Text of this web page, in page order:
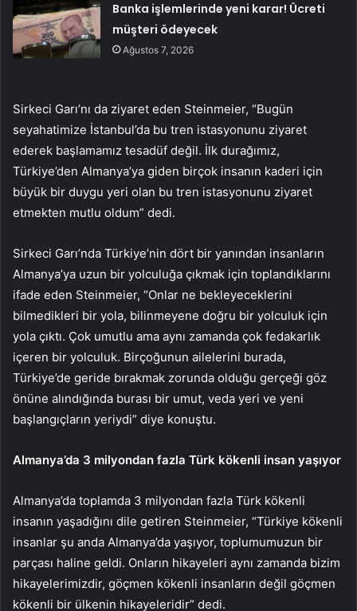
Banka işlemlerinde yeni karar! Ücreti
müşteri ödeyecek
Ağustos 7, 2026
Sirkeci Garı’nı da ziyaret eden Steinmeier, “Bugün
seyahatimize İstanbul’da bu tren istasyonunu ziyaret
ederek başlamamız tesadüf değil. İlk durağımız,
Türkiye’den Almanya’ya giden birçok insanın kaderi için
büyük bir duygu yeri olan bu tren istasyonunu ziyaret
etmekten mutlu oldum” dedi.
Sirkeci Garı’nda Türkiye’nin dört bir yanından insanların
Almanya’ya uzun bir yolculuğa çıkmak için toplandıklarını
ifade eden Steinmeier, “Onlar ne bekleyeceklerini
bilmedikleri bir yola, bilinmeyene doğru bir yolculuk için
yola çıktı. Çok umutlu ama aynı zamanda çok fedakarlık
içeren bir yolculuk. Birçoğunun ailelerini burada,
Türkiye’de geride bırakmak zorunda olduğu gerçeği göz
önüne alındığında burası bir umut, veda yeri ve yeni
başlangıçların yeriydi” diye konuştu.
Almanya’da 3 milyondan fazla Türk kökenli insan yaşıyor
Almanya’da toplamda 3 milyondan fazla Türk kökenli
insanın yaşadığını dile getiren Steinmeier, “Türkiye kökenli
insanlar şu anda Almanya’da yaşıyor, toplumumuzun bir
parçası haline geldi. Onların hikayeleri aynı zamanda bizim
hikayelerimizdir, göçmen kökenli insanların değil göçmen
kökenli bir ülkenin hikayeleridir” dedi.